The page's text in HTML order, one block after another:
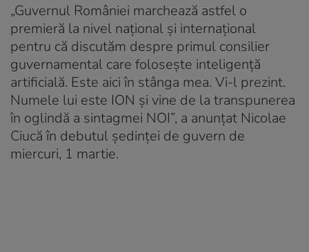
„Guvernul României marchează astfel o
premieră la nivel naţional şi internaţional
pentru că discutăm despre primul consilier
guvernamental care foloseşte inteligenţă
artificială. Este aici în stânga mea. Vi-l prezint.
Numele lui este ION şi vine de la transpunerea
în oglindă a sintagmei NOI”, a anunțat Nicolae
Ciucă în debutul ședinței de guvern de
miercuri, 1 martie.